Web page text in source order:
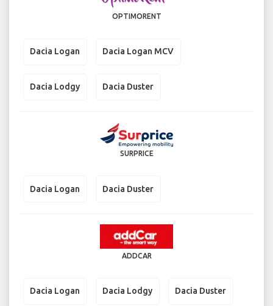
OPTIMORENT
Dacia Logan Dacia Logan MCV
Dacia Lodgy Dacia Duster
SURPRICE
Dacia Logan Dacia Duster
ADDCAR
Dacia Logan Dacia Lodgy Dacia Duster